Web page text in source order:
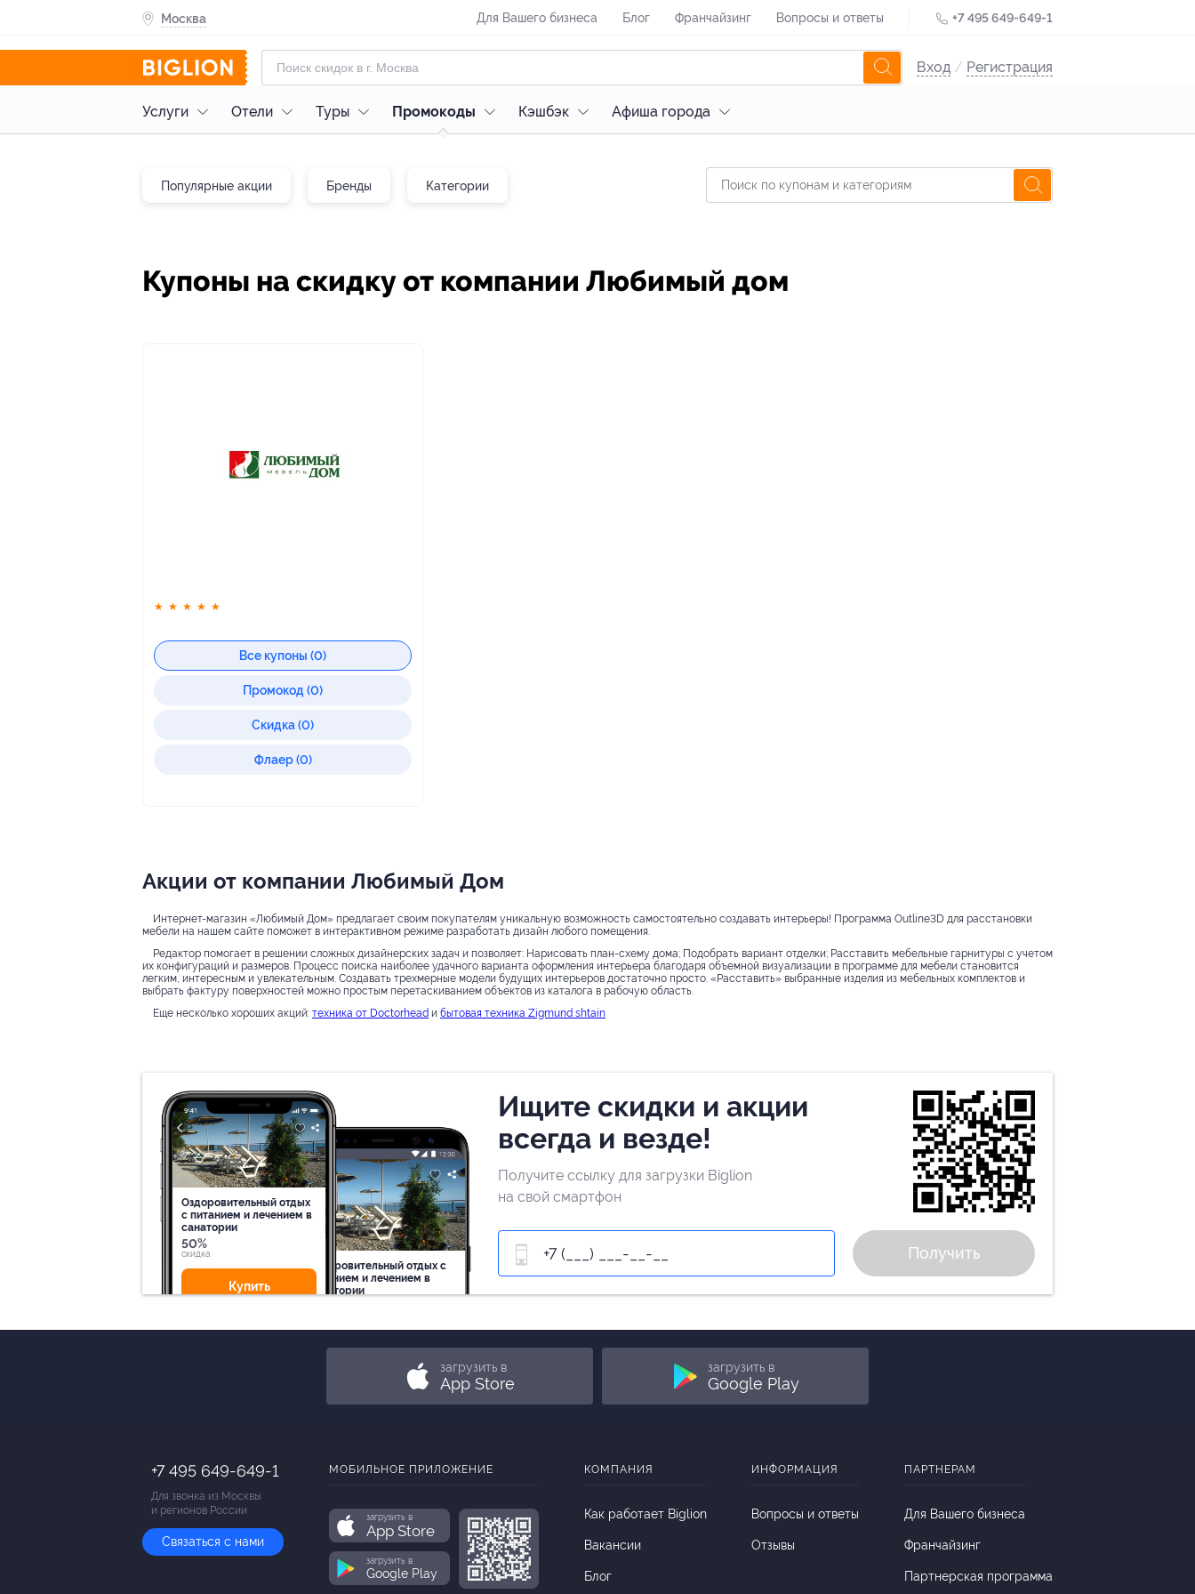
Москва Для Вашего бизнеса Блог Франчайзинг Вопросы и ответы +7 495 649-649-1
Вход / Регистрация
Услуги Отели Туры Промокоды Кэшбэк Афиша города
Популярные акции Бренды Категории
Купоны на скидку от компании Любимый дом
★ ★ ★ ★ ★
Все купоны (0)
Промокод (0)
Скидка (0)
Флаер (0)
Акции от компании Любимый Дом
Интернет-магазин «Любимый Дом» предлагает своим покупателям уникальную возможность самостоятельно создавать интерьеры! Программа Outline3D для расстановки
мебели на нашем сайте поможет в интерактивном режиме разработать дизайн любого помещения.
Редактор помогает в решении сложных дизайнерских задач и позволяет: Нарисовать план-схему дома; Подобрать вариант отделки; Расставить мебельные гарнитуры с учетом
их конфигураций и размеров. Процесс поиска наиболее удачного варианта оформления интерьера благодаря объемной визуализации в программе для мебели становится
легким, интересным и увлекательным. Создавать трехмерные модели будущих интерьеров достаточно просто. «Расставить» выбранные изделия из мебельных комплектов и
выбрать фактуру поверхностей можно простым перетаскиванием объектов из каталога в рабочую область.
Еще несколько хороших акций: техника от Doctorhead и бытовая техника Zigmund shtain
Оздоровительный отдых
c питанием и лечением в
санатории
50%
cкидка
Купить
Оздоровительный отдых c
питанием и лечением в
санатории
Купить
Ищите скидки и акции
всегда и везде!
Получите ссылку для загрузки Biglion
на свой смартфон
Получить
загрузить в
App Store
загрузить в
Google Play
+7 495 649-649-1
Для звонка из Москвы
и регионов России
Связаться с нами
МОБИЛЬНОЕ ПРИЛОЖЕНИЕ
загрузить в
App Store
загрузить в
Google Play
КОМПАНИЯ
Как работает Biglion
Вакансии
Блог
ИНФОРМАЦИЯ
Вопросы и ответы
Отзывы
ПАРТНЕРАМ
Для Вашего бизнеса
Франчайзинг
Партнерская программа